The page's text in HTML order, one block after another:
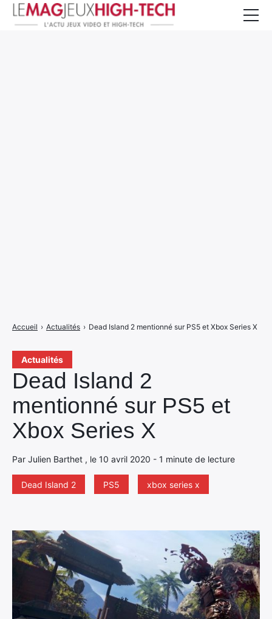
Actualités
Dead Island 2
mentionné sur PS5 et
Xbox Series X
Par Julien Barthet , le 10 avril 2020 - 1 minute de lecture
Dead Island 2 PS5 xbox series x
Accueil › Actualités › Dead Island 2 mentionné sur PS5 et Xbox Series X